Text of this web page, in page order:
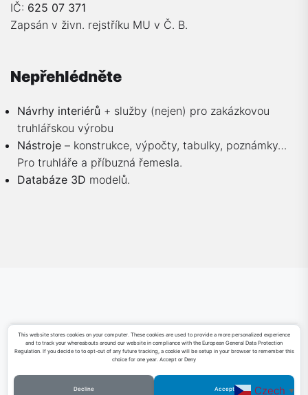
IČ: 625 07 371
Zapsán v živn. rejstříku MU v Č. B.
Nepřehlédněte
Návrhy interiérů + služby (nejen) pro zakázkovou
truhlářskou výrobu
Nástroje – konstrukce, výpočty, tabulky, poznámky…
Pro truhláře a příbuzná řemesla.
Databáze 3D modelů.
Sketchfab Facebook LinkedIn YouTube
This website stores cookies on your computer. These cookies are used to provide a more personalized experience
and to track your whereabouts around our website in compliance with the European General Data Protection
Regulation. If you decide to to opt-out of any future tracking, a cookie will be setup in your browser to remember this
choice for one year. Accept or Deny
Decline Accept Czech ▼